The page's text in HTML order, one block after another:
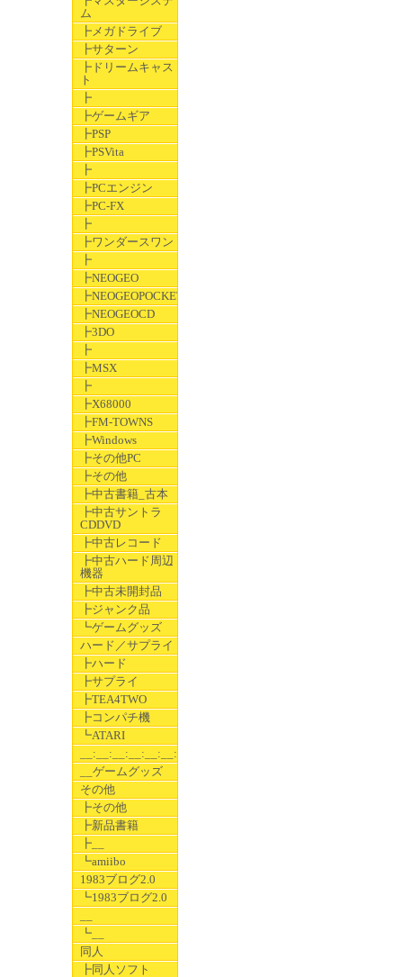
ム
┣メガドライブ
┣サターン
┣ドリームキャス
ト
┣
┣ゲームギア
┣PSP
┣PSVita
┣
┣PCエンジン
┣PC-FX
┣
┣ワンダースワン
┣
┣NEOGEO
┣NEOGEOPOCKET
┣NEOGEOCD
┣3DO
┣
┣MSX
┣
┣X68000
┣FM-TOWNS
┣Windows
┣その他PC
┣その他
┣中古書籍_古本
┣中古サントラ
CDDVD
┣中古レコード
┣中古ハード周辺
機器
┣中古未開封品
┣ジャンク品
┗ゲームグッズ
ハード／サプライ
┣ハード
┣サプライ
┣TEA4TWO
┣コンパチ機
┗ATARI
__:__:__:__:__:__:__
__ゲームグッズ
その他
┣その他
┣新品書籍
┣__
┗amiibo
1983ブログ2.0
┗1983ブログ2.0
┗__
同人
┣同人ソフト